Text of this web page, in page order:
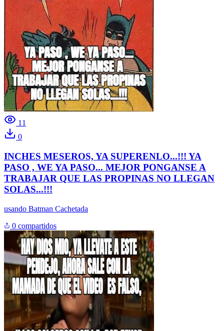
11
0
INCHES MESEROS, YA SUPERENLO...!!! YA
PASO , WE YA PASO... MEJOR PONGANSE A
TRABAJAR QUE LAS PROPINAS NO LLEGAN
SOLAS...!!!
usando Batman Cachetada
0 compartidos